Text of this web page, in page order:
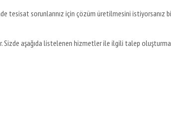
tesisat sorunlarınız için çözüm üretilmesini istiyorsanız
Sizde aşağıda listelenen hizmetler ile ilgili talep